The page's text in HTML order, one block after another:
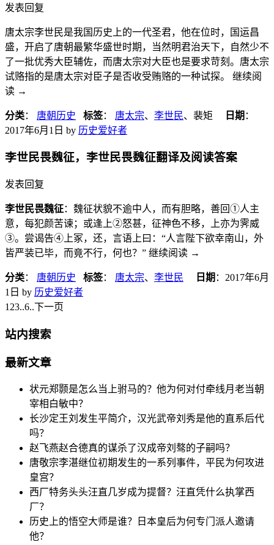
发表回复
唐太宗李世民是我国历史上的一代圣君，他在位时，国运昌
盛，开启了唐朝最繁华盛世时期，当然明君治天下，自然少不
了一批优秀大臣辅佐，而唐太宗对大臣也是要求苛刻。唐太宗
试赂指的是唐太宗对臣子是否收受贿赂的一种试探。 继续阅
读 →
分类： 唐朝历史 标签： 唐太宗、 李世民、裴矩 日期 ：
2017年6月1日 by 历史爱好者
李世民畏魏征，李世民畏魏征翻译及阅读答案
发表回复
李世民畏魏征：魏征状貌不逾中人，而有胆略，善回①人主
意，每犯颜苦谏；或逢上②怒甚，征神色不移，上亦为霁威
③。尝谒告④上冢，还，言语上曰：“人言陛下欲幸南山，外
皆严装已毕，而竟不行，何也？” 继续阅读 →
分类： 唐朝历史 标签： 唐太宗、 李世民 日期 ： 2017年6月
1日 by 历史爱好者
1 23..6..下一页
站内搜索
最新文章
状元郑颢是怎么当上驸马的？他为何对付牵线月老当朝
宰相白敏中？
长沙定王刘发生平简介，汉光武帝刘秀是他的直系后代
吗？
赵飞燕赵合德真的谋杀了汉成帝刘骜的子嗣吗？
唐敬宗李湛继位初期发生的一系列事件，平民为何攻进
皇宫？
西厂特务头头汪直几岁成为提督？汪直凭什么执掌西
厂？
历史上的悟空大师是谁？日本皇后为何专门派人邀请
他？